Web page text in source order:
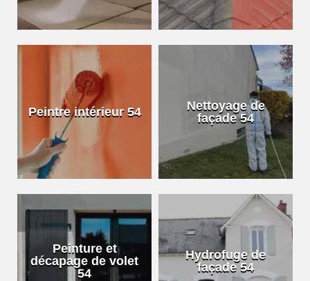
Peintre intérieur 54
Nettoyage de
façade 54
Peinture et
décapage de volet
54
Hydrofuge de
façade 54